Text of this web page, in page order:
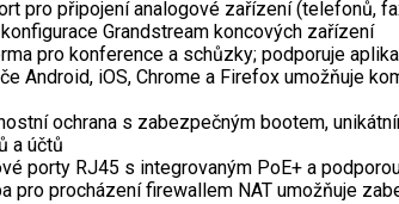
pro připojení analogové zařízení (telefonů,
Grandstream koncových zařízení
pro konference a schůzky; podporuje
Android, iOS, Chrome a Firefox umožňuje
ochrana s zabezpečným bootem,
a účtů
porty RJ45 s integrovaným PoE+ a
pro procházení firewallem NAT umožňuje